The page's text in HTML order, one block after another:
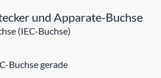
und Apparate-Buchse
(IEC-Buchse)
Buchse gerade